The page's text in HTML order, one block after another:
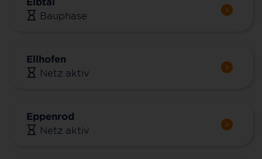
Bauphase
Ellhofen
Netz aktiv
Eppenrod
Netz aktiv